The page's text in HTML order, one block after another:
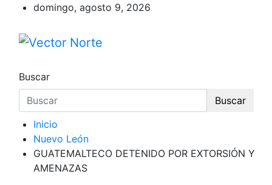
Saltar
contenido
domingo, agosto 9, 2026
Buscar
Buscar
Inicio
Nuevo León
GUATEMALTECO DETENIDO POR EXTORSIÓN Y
AMENAZAS